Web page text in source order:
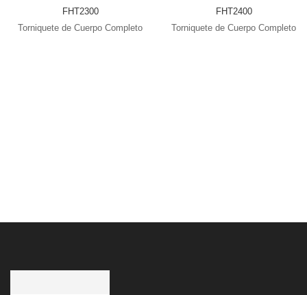
FHT2300
Torniquete de Cuerpo Completo
FHT2400
Torniquete de Cuerpo Completo